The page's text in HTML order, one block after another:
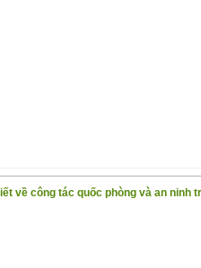
về công tác quốc phòng và an ninh